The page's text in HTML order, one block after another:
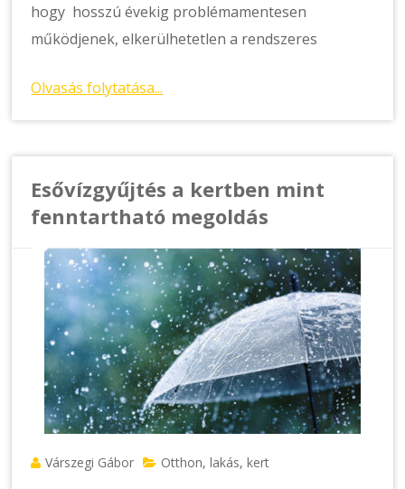
hogy hosszú évekig problémamentesen
működjenek, elkerülhetetlen a rendszeres
Olvasás folytatása...
Esővízgyűjtés a kertben mint
fenntartható megoldás
Várszegi Gábor Otthon, lakás, kert